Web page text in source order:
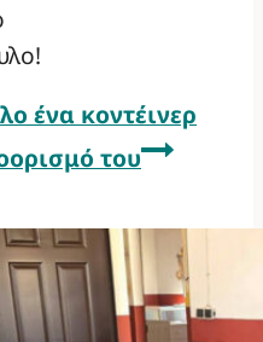
ένα κοντέινερ
του